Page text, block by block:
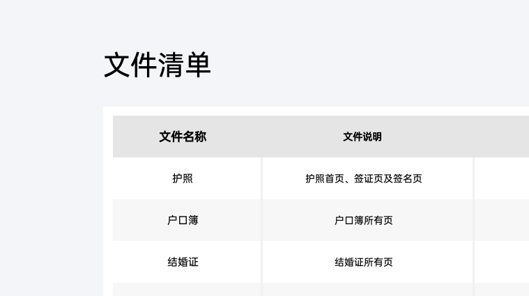
文件清单
文件名称 文件说明
护照 护照首页、签证页及签名页
户口簿 户口簿所有页
结婚证 结婚证所有页